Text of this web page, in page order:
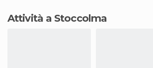
Attività a Stoccolma